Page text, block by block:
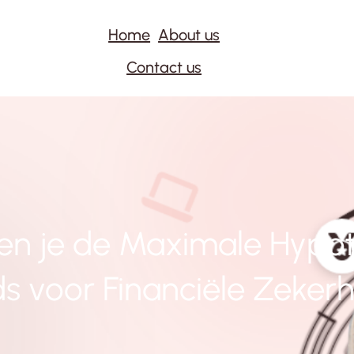
Home About us
Contact us
je de Maximale
voor Financiële